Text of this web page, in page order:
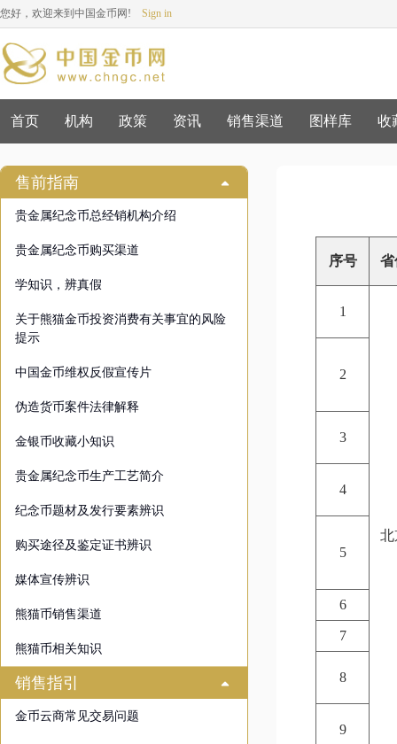
您好，欢迎来到中国金币网! Sign in
首页 机构 政策 资讯 销售渠道 图样库 收
售前指南
贵金属纪念币总经销机构介绍
贵金属纪念币购买渠道
学知识，辨真假
关于熊猫金币投资消费有关事宜的风险
提示
中国金币维权反假宣传片
伪造货币案件法律解释
金银币收藏小知识
贵金属纪念币生产工艺简介
纪念币题材及发行要素辨识
购买途径及鉴定证书辨识
媒体宣传辨识
熊猫币销售渠道
熊猫币相关知识
销售指引
金币云商常见交易问题
序号 省
1
北
2
3
4
5
6
7
8
9